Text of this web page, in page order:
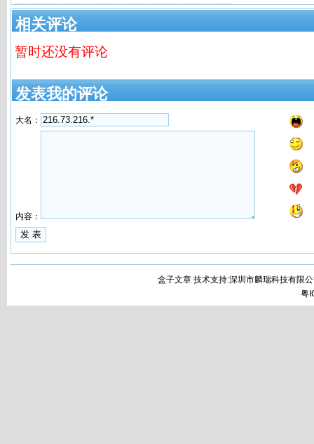
相关评论
暂时还没有评论
发表我的评论
大名：
内容：
盒子文章 技术支持:深圳市麟瑞科技有限
粤